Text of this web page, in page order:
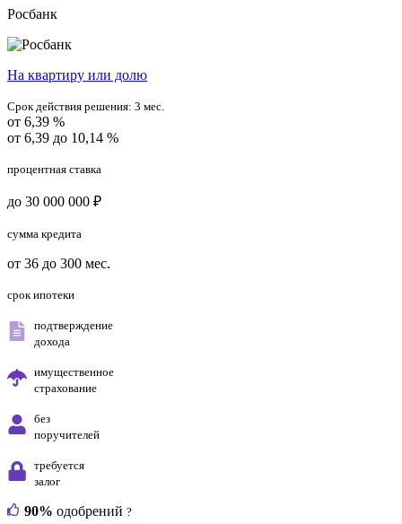
Росбанк
На квартиру или долю
Срок действия решения: 3 мес.
от 6,39 %
от 6,39 до 10,14 %
процентная ставка
до 30 000 000 ₽
сумма кредита
от 36 до 300 мес.
срок ипотеки
подтверждение
дохода
имущественное
страхование
без
поручителей
требуется
залог
90% одобрений ?